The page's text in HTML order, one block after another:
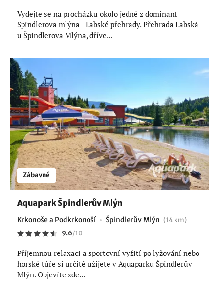
Vydejte se na procházku okolo jedné z dominant
Špindlerova mlýna - Labské přehrady. Přehrada Labská
u Špindlerova Mlýna, dříve...
Zábavné
Aquapark Špindlerův Mlýn
Krkonoše a Podkrkonoší Špindlerův Mlýn (14 km)
9.6/10
Příjemnou relaxaci a sportovní vyžití po lyžování nebo
horské túře si určitě užijete v Aquaparku Špindlerův
Mlýn. Objevíte zde...